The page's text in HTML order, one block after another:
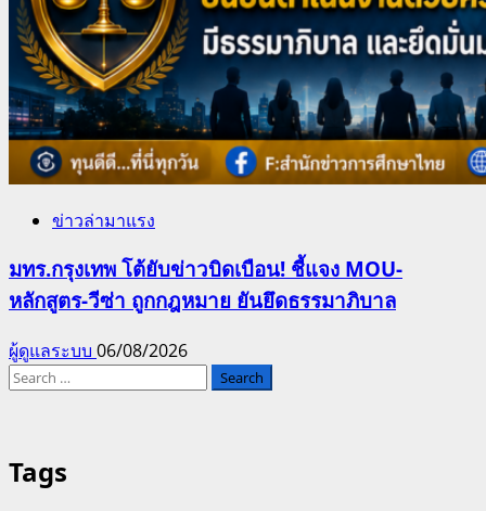
ข่าวล่ามาแรง
มทร.กรุงเทพ โต้ยับข่าวบิดเบือน! ชี้แจง MOU-
หลักสูตร-วีซ่า ถูกกฎหมาย ยันยึดธรรมาภิบาล
ผู้ดูแลระบบ 06/08/2026
Search
Tags